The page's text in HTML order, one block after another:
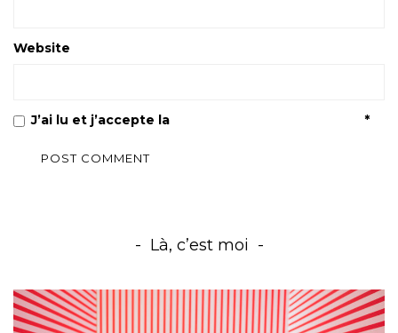
Website
J’ai lu et j’accepte la *
Là, c’est moi